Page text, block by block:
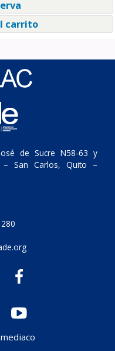
carrito
de Sucre N58-63 y
– San Carlos, Quito –